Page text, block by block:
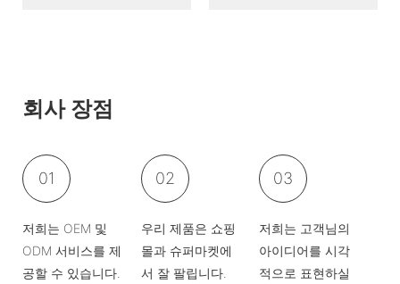
회사 장점
01
저희는 OEM 및
ODM 서비스를 제
공할 수 있습니다.
02
우리 제품은 쇼핑
몰과 슈퍼마켓에
서 잘 팔립니다.
03
저희는 고객님의
아이디어를 시각
적으로 표현하실